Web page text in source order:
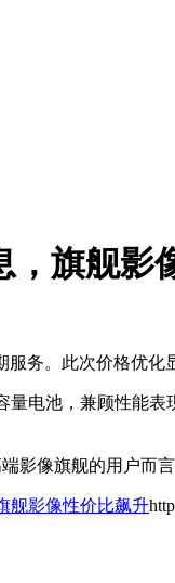
，旗舰影
务。此次价格优化
电池，兼顾性能
影像旗舰的用户而
舰影像性价比飙升